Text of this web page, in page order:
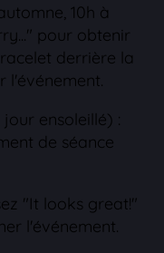
10h à
pour obtenir
derrière la
l'événement.
ensoleillé) :
de séance
"It looks great!"
l'événement.